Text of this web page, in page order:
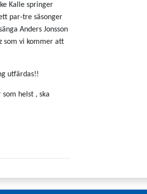
Kalle springer
par-tre säsonger
Anders Jonsson
som vi kommer att
utfärdas!!
helst , ska